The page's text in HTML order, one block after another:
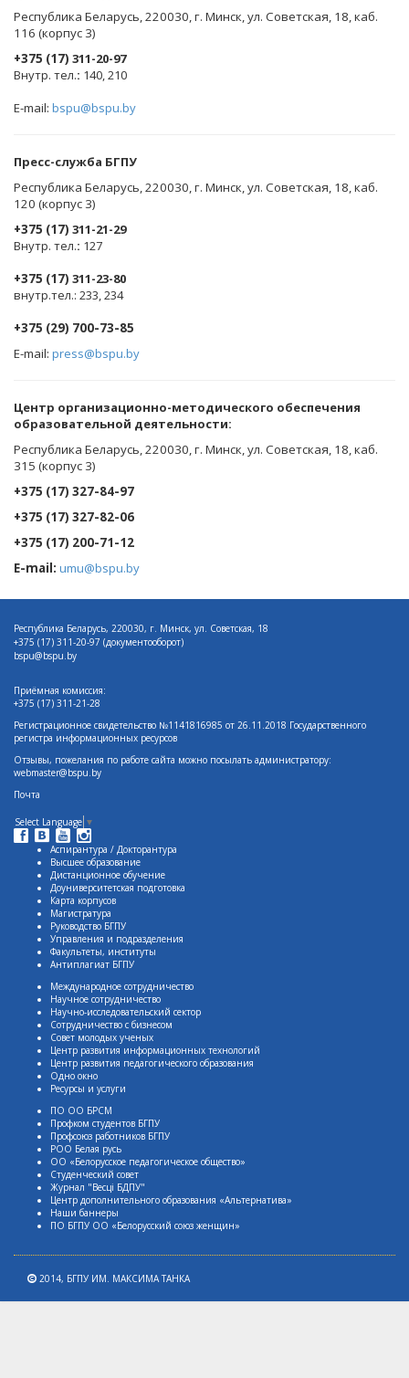
Республика Беларусь, 220030, г. Минск, ул. Советская, 18, каб.
116 (корпус 3)
+375 (17) 311-20-97
Внутр. тел.: 140, 210
E-mail: bspu@bspu.by
Пресс-служба БГПУ
Республика Беларусь, 220030, г. Минск, ул. Советская, 18, каб.
120 (корпус 3)
+375 (17) 311-21-29
Внутр. тел.: 127
+375 (17) 311-23-80
внутр.тел.: 233, 234
+375 (29) 700-73-85
E-mail: press@bspu.by
Центр организационно-методического обеспечения
образовательной деятельности:
Республика Беларусь, 220030, г. Минск, ул. Советская, 18, каб.
315 (корпус 3)
+375 (17) 327-84-97
+375 (17) 327-82-06
+375 (17) 200-71-12
E-mail: umu@bspu.by
Республика Беларусь, 220030, г. Минск, ул. Советская, 18
+375 (17) 311-20-97 (документооборот)
bspu@bspu.by
Приёмная комиссия:
+375 (17) 311-21-28
Регистрационное свидетельство №1141816985 от 26.11.2018 Государственного
регистра информационных ресурсов
Отзывы, пожелания по работе сайта можно посылать администратору:
webmaster@bspu.by
Почта
Select Language ▼
Аспирантура / Докторантура
Высшее образование
Дистанционное обучение
Доуниверситетская подготовка
Карта корпусов
Магистратура
Руководство БГПУ
Управления и подразделения
Факультеты, институты
Антиплагиат БГПУ
Международное сотрудничество
Научное сотрудничество
Научно-исследовательский сектор
Сотрудничество с бизнесом
Совет молодых ученых
Центр развития информационных технологий
Центр развития педагогического образования
Одно окно
Ресурсы и услуги
ПО ОО БРСМ
Профком студентов БГПУ
Профсоюз работников БГПУ
РОО Белая русь
ОО «Белорусское педагогическое общество»
Студенческий совет
Журнал "Весцi БДПУ"
Центр дополнительного образования «Альтернатива»
Наши баннеры
ПО БГПУ ОО «Белорусский союз женщин»
2014, БГПУ ИМ. МАКСИМА ТАНКА